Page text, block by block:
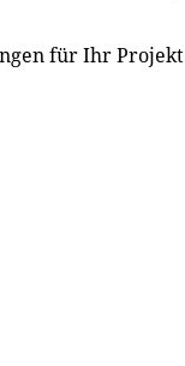
für Ihr